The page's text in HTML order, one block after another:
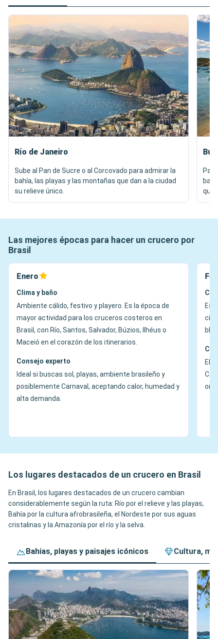
Río de Janeiro
Sube al Pan de Sucre o al Corcovado para admirar la
bahía, las playas y las montañas que dan a la ciudad
su relieve único.
que
Las mejores épocas para hacer un crucero por
Brasil
Enero
Clima y baño
Ambiente cálido, festivo y playero. Es la época de
mayor actividad para los cruceros costeros en
Brasil, con Río, Santos, Salvador, Búzios, Ilhéus o
Maceió en el corazón de los itinerarios.
Consejo experto
Ideal si buscas sol, playas, ambiente brasileño y
posiblemente Carnaval, aceptando calor, humedad y
alta demanda.
Es
Los lugares destacados de un crucero en Brasil
En Brasil, los lugares destacados de un crucero cambian
considerablemente según la ruta: Río por el relieve y las playas,
Bahía por la cultura afrobrasileña, el Nordeste por sus aguas
cristalinas y la Amazonía por el río y la selva.
Bahías, playas y paisajes icónicos Cultura,